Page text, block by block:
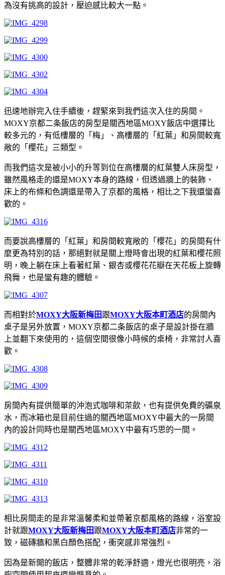
為沒有挑高的設計，壓迫感比較大一點。
迅速地辦完入住手續後，趕緊來到我們這次入住的房間。
MOXY京都二条飯店的房型是關西地區MOXY飯店中選擇比
較多元的，有低樓層的「梅」、高樓層的「紅葉」和房間較寬
敞的「櫻花」三類型。
而我們這次是被小小的升等到位在高樓層的紅葉雙人床房型，
雖然風格走的還是MOXY本身的路線，但透過牆上的裝飾、
床上的布條和色調還是帶入了京都的風格，相比之下我還蠻喜
歡的。
而要說高樓層的「紅葉」和房間較寬敞的「櫻花」的房間有什
麼更為特別的話，那絕對就是關上燈時會出現的紅葉和櫻花照
明，晚上躺在床上看著紅葉、銀杏或櫻花花瓣在天花板上旋轉
飛舞，也是蠻有趣的體驗。
而相對於MOXY大阪新梅田跟MOXY大阪本町酒店的房間內
桌子是另外放置，MOXY京都二条飯店的桌子是設計掛在牆
上並翻下來使用的，這個空間很像小時候的桌椅，非常討人喜
歡。
房間內有提供簡單的沖泡式咖啡和茶飲，也有提供免費的礦泉
水，而冰箱也是目前住過的關西地區MOXY中最大的一房間
內的設計同時也是關西地區MOXY中最有巧思的一間。
相比房間走的是非常溫馨柔和並帶著京都風格的路線，浴室設
計就跟MOXY大阪新梅田跟MOXY大阪本町酒店非常的一
致，磁磚牆和黑白顏色搭配，衝突感非常強烈。
因為是新開的飯店，整體非常的乾淨舒適，燈光也很明亮，浴